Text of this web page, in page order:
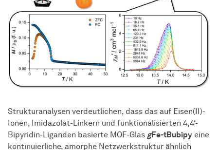
Strukturanalysen verdeutlichen, dass das auf Eisen(II)-
Ionen, Imidazolat-Linkern und funktionalisierten 4,4‘-
Bipyridin-Liganden basierte MOF-Glas gFe-tBubipy eine
kontinuierliche, amorphe Netzwerkstruktur ähnlich